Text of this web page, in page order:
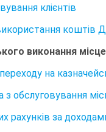
клієнтів
використання
виконання
на
з обслуговування
рахунків за